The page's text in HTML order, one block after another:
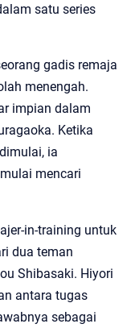
satu series
gadis remaja
menengah.
impian dalam
Ketika
ia
mencari
in-training untuk
dua teman
Shibasaki. Hiyori
antara tugas
sebagai